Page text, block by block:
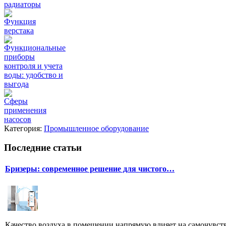
радиаторы
Функция
верстака
Функциональные
приборы
контроля и учета
воды: удобство и
выгода
Сферы
применения
насосов
Категория: Промышленное оборудование
Последние статьи
Бризеры: современное решение для чистого…